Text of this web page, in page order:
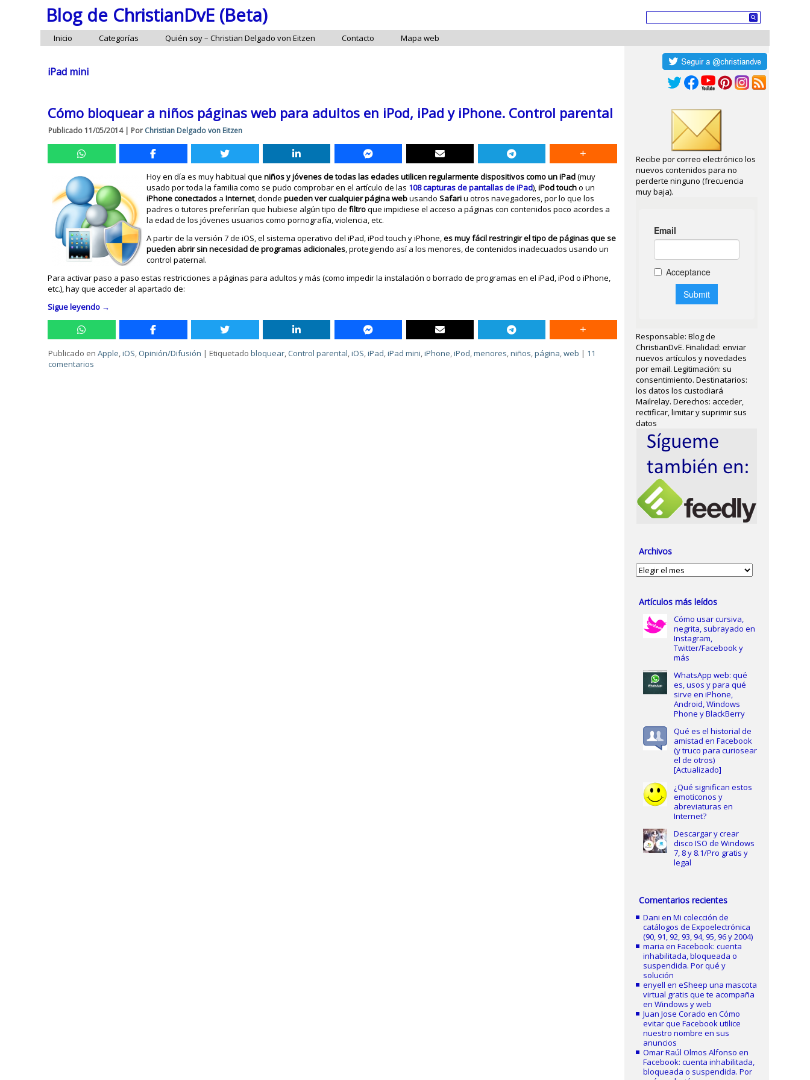
Blog de ChristianDvE (Beta)
Inicio Categorías Quién soy – Christian Delgado von Eitzen Contacto Mapa web
iPad mini
Cómo bloquear a niños páginas web para adultos en iPod, iPad y iPhone. Control parental
Publicado11/05/2014| Por Christian Delgado von Eitzen
Hoy en día es muy habitual queniños y jóvenes de todas las edades utilicen regularmente dispositivos como un iPad(muy
usado por toda la familia como se pudo comprobar en el artículo de las 108 capturas de pantallas de iPad),iPodtoucho un
iPhoneconectados aInternet, dondepueden ver cualquier páginawebusandoSafariu otros navegadores, por lo que los
padres o tutores preferirían que hubiese algún tipo defiltroque impidiese el acceso a páginas con contenidos poco acordes a
la edad de los jóvenes usuarios como pornografía, violencia, etc.
A partir de la versión 7 de iOS, el sistema operativo del iPad, iPod touch y iPhone,es muy fácilrestringir el tipo de páginas que se
pueden abrir sin necesidad de programas adicionales, protegiendo así a los menores, de contenidos inadecuados usando un
control paternal.
Para activar paso a paso estas restricciones a páginas para adultos y más (como impedir la instalación o borrado de programas en el iPad, iPod o iPhone,
etc.), hay que acceder al apartado de:
Sigue leyendo →
Publicado en Apple,iOS, Opinión/Difusión |Etiquetado bloquear,Control parental,iOS,iPad,iPad mini,iPhone,iPod,menores,niños,página,web | 11
comentarios
Recibe por correo electrónico los
nuevos contenidos para no
perderte ninguno (frecuencia
muy baja).
Responsable: Blog de
ChristianDvE. Finalidad: enviar
nuevos artículos y novedades
por email. Legitimación: su
consentimiento. Destinatarios:
los datos los custodiará
Mailrelay. Derechos: acceder,
rectificar, limitar y suprimir sus
datos
Archivos
Archivos
Artículos más leídos
Cómo usar cursiva,
negrita, subrayado en
Instagram,
Twitter/Facebook y
más
WhatsApp web: qué
es, usos y para qué
sirve en iPhone,
Android, Windows
Phone y BlackBerry
Qué es el historial de
amistad en Facebook
(y truco para curiosear
el de otros)
[Actualizado]
¿Qué significan estos
emoticonos y
abreviaturas en
Internet?
Descargar y crear
disco ISO de Windows
7, 8 y 8.1/Pro gratis y
legal
Comentarios recientes
Dani enMi colección de
catálogos de Expoelectrónica
(90, 91, 92, 93, 94, 95, 96 y 2004)
maria enFacebook: cuenta
inhabilitada, bloqueada o
suspendida. Por qué y
solución
enyell eneSheep una mascota
virtual gratis que te acompaña
en Windows y web
Juan Jose Corado enCómo
evitar que Facebook utilice
nuestro nombre en sus
anuncios
Omar Raúl Olmos Alfonso en
Facebook: cuenta inhabilitada,
bloqueada o suspendida. Por